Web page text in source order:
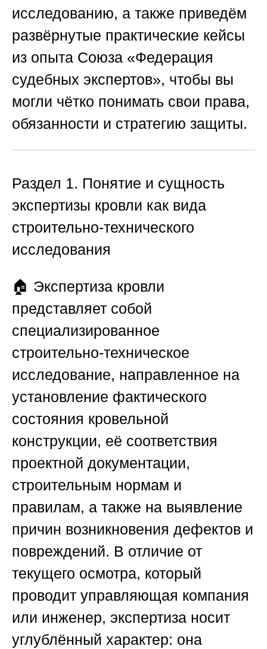
исследованию, а также приведём
развёрнутые практические кейсы
из опыта Союза «Федерация
судебных экспертов», чтобы вы
могли чётко понимать свои права,
обязанности и стратегию защиты.
Раздел 1. Понятие и сущность
экспертизы кровли как вида
строительно-технического
исследования
🏠 Экспертиза кровли
представляет собой
специализированное
строительно-техническое
исследование, направленное на
установление фактического
состояния кровельной
конструкции, её соответствия
проектной документации,
строительным нормам и
правилам, а также на выявление
причин возникновения дефектов и
повреждений. В отличие от
текущего осмотра, который
проводит управляющая компания
или инженер, экспертиза носит
углублённый характер: она